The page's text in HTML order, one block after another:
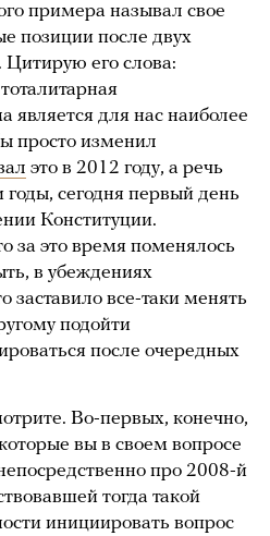
примера называл свое
позиции после двух
Цитирую его слова:
является для нас наиболее
просто изменил
это в 2012 году, а речь
сегодня первый день
Конституции.
за это время поменялось
в убеждениях
все-таки менять
подойти
после очередных
Во-первых, конечно,
вы в своем вопросе
про 2008-й
тогда такой
инициировать вопрос